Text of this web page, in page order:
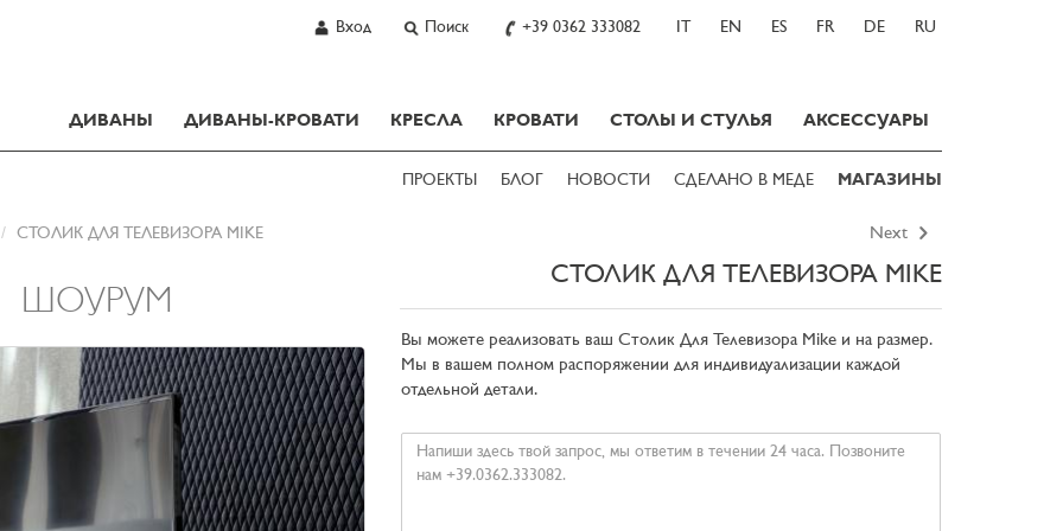
Вход Поиск +39 0362 333082 IT EN ES FR DE RU
ДИВАНЫ ДИВАНЫ-КРОВАТИ КРЕСЛА КРОВАТИ СТОЛЫ И СТУЛЬЯ АКСЕССУАРЫ
ПРОЕКТЫ БЛОГ НОВОСТИ СДЕЛАНО В МЕДЕ МАГАЗИНЫ
Next
СТОЛИК ДЛЯ ТЕЛЕВИЗОРА MIKE
СТОЛИК ДЛЯ ТЕЛЕВИЗОРА MIKE
ШОУРУМ
Вы можете реализовать ваш Столик Для Телевизора Mike и на размер.
Мы в вашем полном распоряжении для индивидуализации каждой
отдельной детали.
Ваше
сообщение